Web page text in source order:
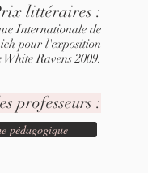
littéraires :
Internationale de
pour l'exposition
White Ravens 2009.
professeurs :
pédagogique